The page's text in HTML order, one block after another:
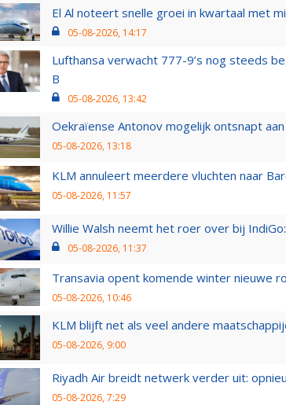
El Al noteert snelle groei in kwartaal met
05-08-2026, 14:17
Lufthansa verwacht 777-9’s nog steeds
B
05-08-2026, 13:42
Oekraïense Antonov mogelijk ontsnapt
05-08-2026, 13:18
KLM annuleert meerdere vluchten naar
05-08-2026, 11:57
Willie Walsh neemt het roer over bij
05-08-2026, 11:37
Transavia opent komende winter nieuwe
05-08-2026, 10:46
KLM blijft net als veel andere
05-08-2026, 9:00
Riyadh Air breidt netwerk verder uit:
05-08-2026, 7:29